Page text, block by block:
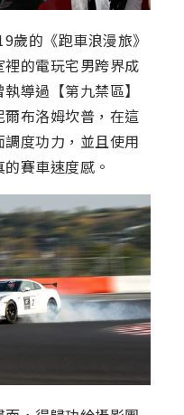
歲的《跑車浪漫旅》
的電玩宅男跨界成
導過【第九禁區】
布洛姆坎普，在這
度功力，並且使用
賽車速度感。